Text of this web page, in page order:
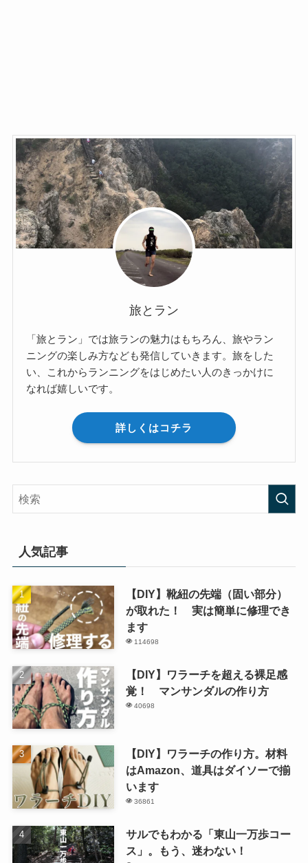
旅とラン
「旅とラン」では旅ランの魅力はもちろん、旅やラン
ニングの楽しみ方なども発信していきます。旅をした
い、これからランニングをはじめたい人のきっかけに
なれば嬉しいです。
詳しくはコチラ
人気記事
【DIY】靴紐の先端（固い部分）
が取れた！ 実は簡単に修理でき
ます
114698
【DIY】ワラーチを超える裸足感
覚！ マンサンダルの作り方
40698
【DIY】ワラーチの作り方。材料
はAmazon、道具はダイソーで揃
います
36861
サルでもわかる「東山一万歩コー
ス」。もう、迷わない！